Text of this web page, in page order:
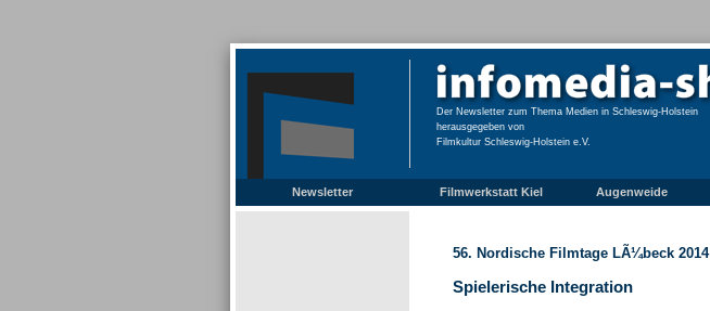
Der Newsletter zum Thema Medien in Schleswig-Holstein
herausgegeben von
Filmkultur Schleswig-Holstein e.V.
Newsletter Filmwerkstatt Kiel Augenweide
56. Nordische Filmtage LÃ¼beck 2014
Spielerische Integration